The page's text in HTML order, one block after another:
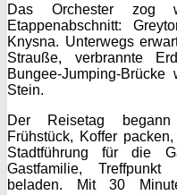
Das Orchester zog
Etappenabschnitt:
Knysna. Unterwegs
Strauße, verbrannte
Bungee-Jumping-
Stein.
Der Reisetag
Frühstück, Koffer
Stadtführung für die
Gastfamilie, Treffpunkt
beladen. Mit 30